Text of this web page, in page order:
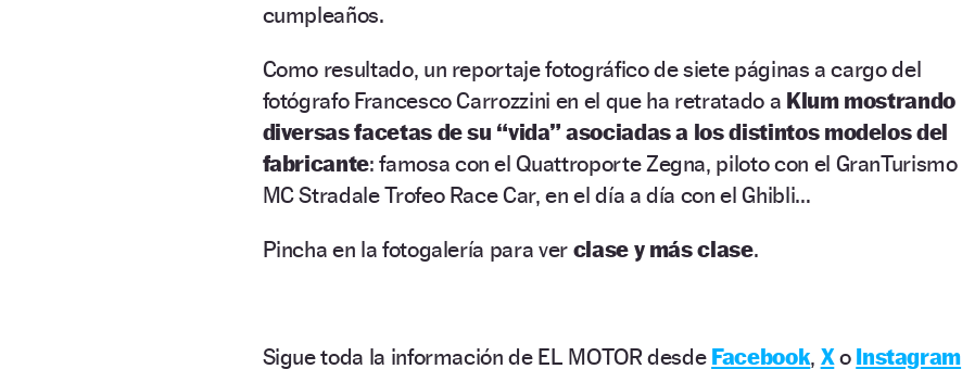
cumpleaños.
Como resultado, un reportaje fotográfico de siete páginas a cargo del
fotógrafo Francesco Carrozzini en el que ha retratado a Klum mostrando
diversas facetas de su “vida” asociadas a los distintos modelos del
fabricante: famosa con el Quattroporte Zegna, piloto con el GranTurismo
MC Stradale Trofeo Race Car, en el día a día con el Ghibli…
Pincha en la fotogalería para ver clase y más clase.
Sigue toda la información de EL MOTOR desde Facebook, Xo Instagram